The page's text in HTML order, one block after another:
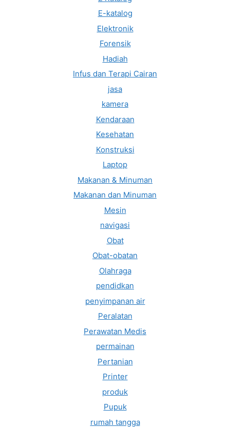
E-katalog
Elektronik
Forensik
Hadiah
Infus dan Terapi Cairan
jasa
kamera
Kendaraan
Kesehatan
Konstruksi
Laptop
Makanan & Minuman
Makanan dan Minuman
Mesin
navigasi
Obat
Obat-obatan
Olahraga
pendidkan
penyimpanan air
Peralatan
Perawatan Medis
permainan
Pertanian
Printer
produk
Pupuk
rumah tangga